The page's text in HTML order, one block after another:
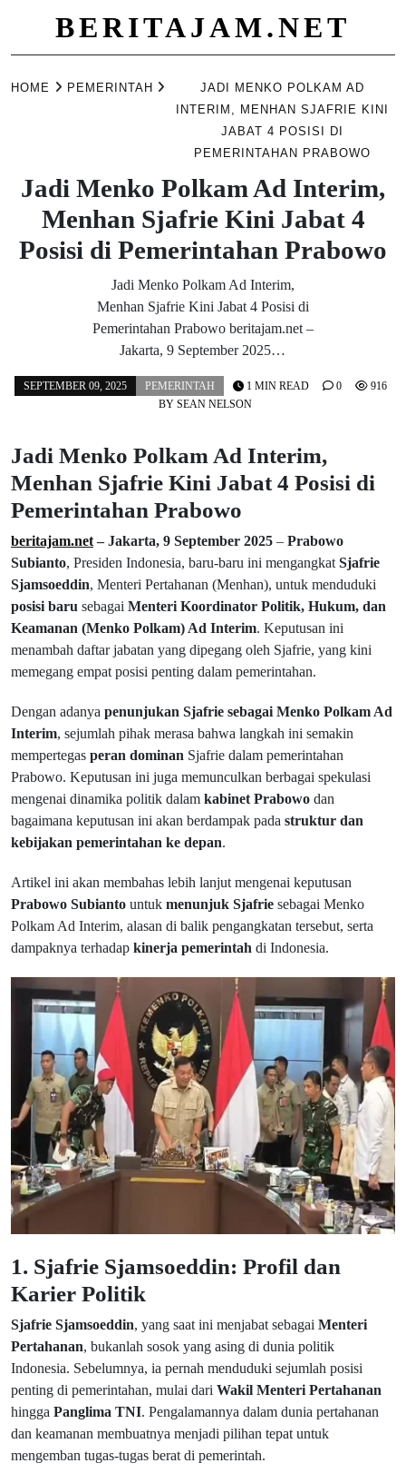
BERITAJAM.NET
HOME PEMERINTAH
JADI MENKO POLKAM AD
INTERIM, MENHAN SJAFRIE KINI
JABAT 4 POSISI DI
PEMERINTAHAN PRABOWO
Jadi Menko Polkam Ad Interim,
Menhan Sjafrie Kini Jabat 4
Posisi di Pemerintahan Prabowo
Jadi Menko Polkam Ad Interim,
Menhan Sjafrie Kini Jabat 4 Posisi di
Pemerintahan Prabowo beritajam.net –
Jakarta, 9 September 2025…
SEPTEMBER 09, 2025
PEMERINTAH
BY SEAN NELSON
1 MIN READ 0 916
Jadi Menko Polkam Ad Interim,
Menhan Sjafrie Kini Jabat 4 Posisi di
Pemerintahan Prabowo
beritajam.net– Jakarta, 9 September 2025 – Prabowo
Subianto, Presiden Indonesia, baru-baru ini mengangkat Sjafrie
Sjamsoeddin, Menteri Pertahanan (Menhan), untuk menduduki
posisi baru sebagai Menteri Koordinator Politik, Hukum, dan
Keamanan (Menko Polkam) Ad Interim. Keputusan ini
menambah daftar jabatan yang dipegang oleh Sjafrie, yang kini
memegang empat posisi penting dalam pemerintahan.
Dengan adanya penunjukan Sjafrie sebagai Menko Polkam Ad
Interim, sejumlah pihak merasa bahwa langkah ini semakin
mempertegas peran dominan Sjafrie dalam pemerintahan
Prabowo. Keputusan ini juga memunculkan berbagai spekulasi
mengenai dinamika politik dalam kabinet Prabowo dan
bagaimana keputusan ini akan berdampak pada struktur dan
kebijakan pemerintahan ke depan.
Artikel ini akan membahas lebih lanjut mengenai keputusan
Prabowo Subianto untuk menunjuk Sjafrie sebagai Menko
Polkam Ad Interim, alasan di balik pengangkatan tersebut, serta
dampaknya terhadap kinerja pemerintah di Indonesia.
1. Sjafrie Sjamsoeddin: Profil dan
Karier Politik
Sjafrie Sjamsoeddin, yang saat ini menjabat sebagai Menteri
Pertahanan, bukanlah sosok yang asing di dunia politik
Indonesia. Sebelumnya, ia pernah menduduki sejumlah posisi
penting di pemerintahan, mulai dari Wakil Menteri Pertahanan
hingga Panglima TNI. Pengalamannya dalam dunia pertahanan
dan keamanan membuatnya menjadi pilihan tepat untuk
mengemban tugas-tugas berat di pemerintah.